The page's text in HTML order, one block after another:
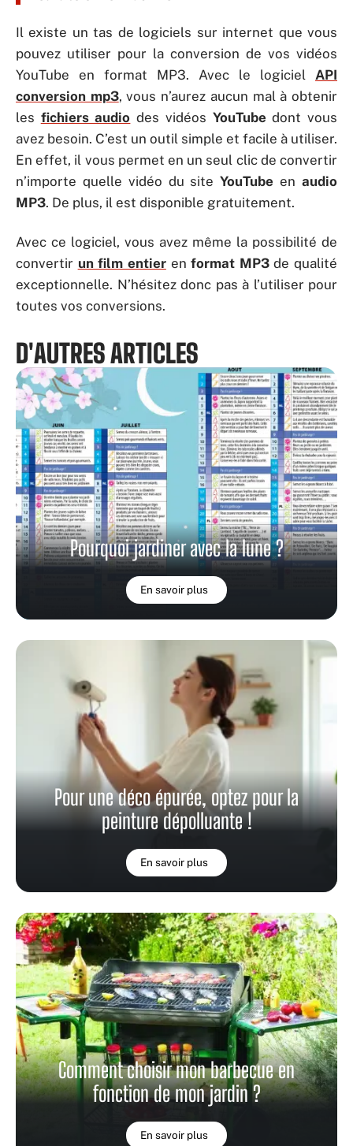
Il existe un tas de logiciels sur internet que vous
pouvez utiliser pour la conversion de vos vidéos
YouTube en format MP3. Avec le logiciel API
conversion mp3, vous n’aurez aucun mal à obtenir
les fichiers audio des vidéos YouTube dont vous
avez besoin. C’est un outil simple et facile à utiliser.
En effet, il vous permet en un seul clic de convertir
n’importe quelle vidéo du siteYouTube enaudio
MP3. De plus, il est disponible gratuitement.
Avec ce logiciel, vous avez même la possibilité de
convertir un film entierenformat MP3de qualité
exceptionnelle. N’hésitez donc pas à l’utiliser pour
toutes vos conversions.
D'AUTRES ARTICLES
Pourquoi jardiner avec la lune ?
En savoir plus
Pour une déco épurée, optez pour la
peinture dépolluante !
En savoir plus
Comment choisir mon barbecue en
fonction de mon jardin ?
En savoir plus